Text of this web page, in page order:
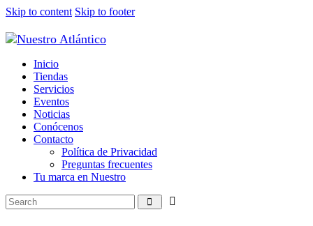
Skip to content Skip to footer
Inicio
Tiendas
Servicios
Eventos
Noticias
Conócenos
Contacto
Política de Privacidad
Preguntas frecuentes
Tu marca en Nuestro